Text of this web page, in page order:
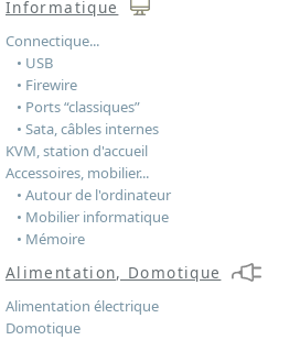
Informatique
Connectique...
• USB
• Firewire
• Ports “classiques”
• Sata, câbles internes
KVM, station d'accueil
Accessoires, mobilier...
• Autour de l'ordinateur
• Mobilier informatique
• Mémoire
Alimentation, Domotique
Alimentation électrique
Domotique